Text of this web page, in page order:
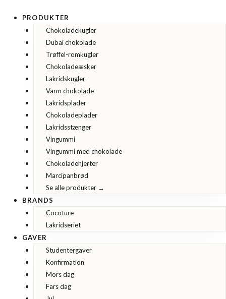
indholdet
PRODUKTER
Chokoladekugler
Dubai chokolade
Trøffel-romkugler
Chokoladeæsker
Lakridskugler
Varm chokolade
Lakridsplader
Chokoladeplader
Lakridsstænger
Vingummi
Vingummi med chokolade
Chokoladehjerter
Marcipanbrød
Se alle produkter →
BRANDS
Cocoture
Lakridseriet
GAVER
Studentergaver
Konfirmation
Mors dag
Fars dag